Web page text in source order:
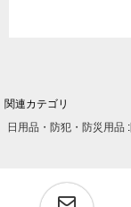
関連カテゴリ
日用品・防犯・防災用品 :